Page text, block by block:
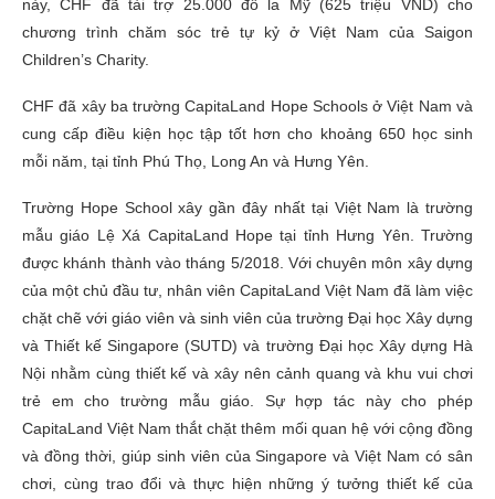
này, CHF đã tài trợ 25.000 đô la Mỹ (625 triệu VND) cho
chương trình chăm sóc trẻ tự kỷ ở Việt Nam của Saigon
Children’s Charity.
CHF đã xây ba trường CapitaLand Hope Schools ở Việt Nam và
cung cấp điều kiện học tập tốt hơn cho khoảng 650 học sinh
mỗi năm, tại tỉnh Phú Thọ, Long An và Hưng Yên.
Trường Hope School xây gần đây nhất tại Việt Nam là trường
mẫu giáo Lệ Xá CapitaLand Hope tại tỉnh Hưng Yên. Trường
được khánh thành vào tháng 5/2018. Với chuyên môn xây dựng
của một chủ đầu tư, nhân viên CapitaLand Việt Nam đã làm việc
chặt chẽ với giáo viên và sinh viên của trường Đại học Xây dựng
và Thiết kế Singapore (SUTD) và trường Đại học Xây dựng Hà
Nội nhằm cùng thiết kế và xây nên cảnh quang và khu vui chơi
trẻ em cho trường mẫu giáo. Sự hợp tác này cho phép
CapitaLand Việt Nam thắt chặt thêm mối quan hệ với cộng đồng
và đồng thời, giúp sinh viên của Singapore và Việt Nam có sân
chơi, cùng trao đổi và thực hiện những ý tưởng thiết kế của